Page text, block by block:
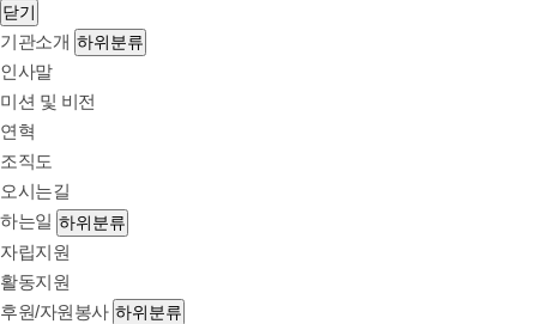
닫기
기관소개 하위분류
인사말
미션 및 비전
연혁
조직도
오시는길
하는일 하위분류
자립지원
활동지원
후원/자원봉사 하위분류